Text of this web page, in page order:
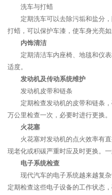
洗车与打蜡
定期洗车可以去除污垢和盐分
打蜡，可以保护车漆，使车身光亮如
内饰清洁
定期清洁车内座椅、地毯和仪
适度。
发动机及传动系统维护
发动机皮带和链条
定期检查发动机的皮带和链条
万公里检查一次，必要时进行更换。
火花塞
火花塞对发动机的点火效率有
现老化或积碳严重时应及时更换。
电子系统检查
现代汽车的电子系统越来越复
定期检查这些电子设备的工作状态，